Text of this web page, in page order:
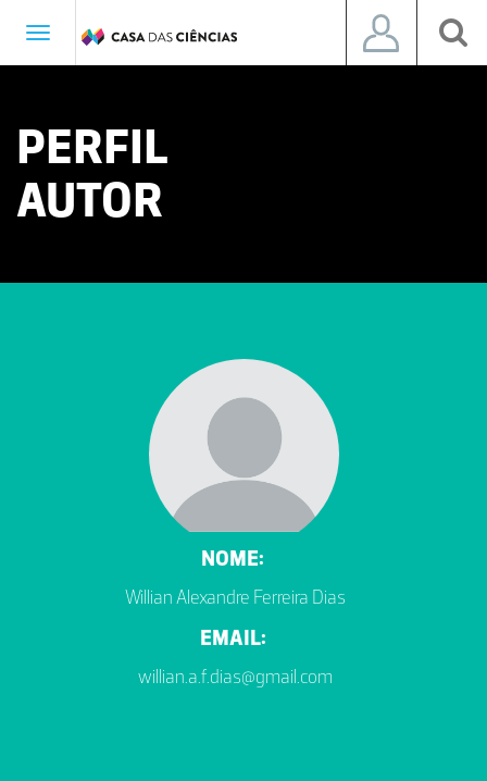
Toggle
PERFIL
AUTOR
NOME:
Willian Alexandre Ferreira Dias
EMAIL:
willian.a.f.dias@gmail.com